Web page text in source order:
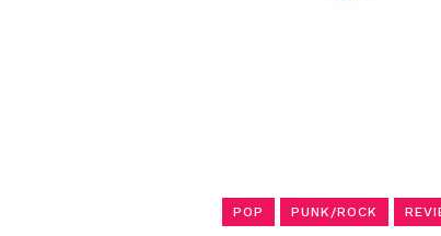
POP PUNK/ROCK